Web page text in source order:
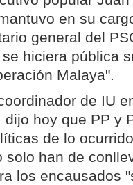
en su
general del
hiciera pública
Malaya".
de IU
hoy que PP y
de lo
solo han de
los encausados